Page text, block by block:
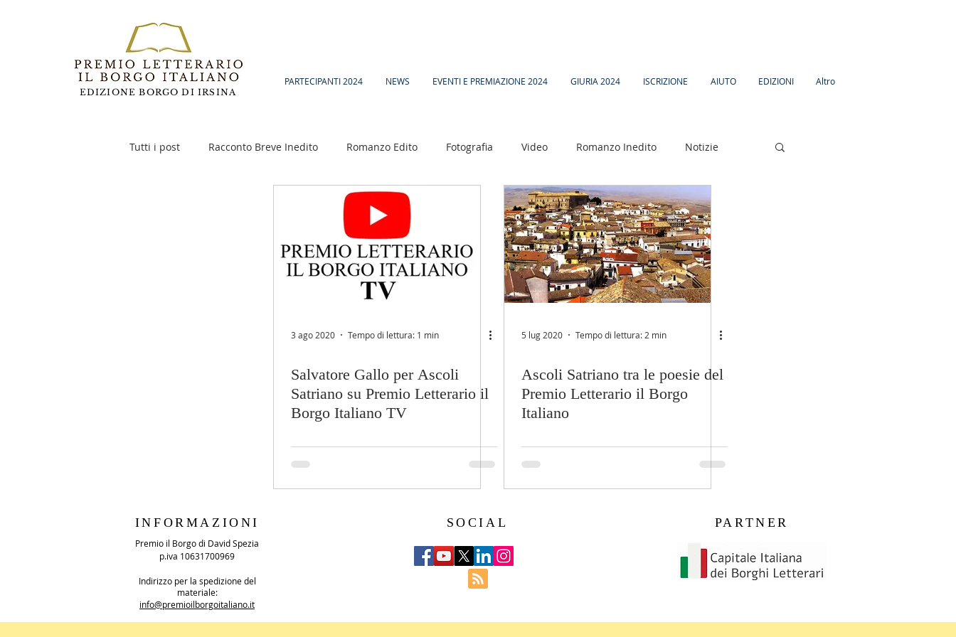
EDIZIONE BORGO DI IRSINA
PARTECIPANTI 2024 NEWS EVENTI E PREMIAZIONE 2024 GIURIA 2024 ISCRIZIONE AIUTO EDIZIONI Altro
Tutti i post Racconto Breve Inedito Romanzo Edito Fotografia Video Romanzo Inedito Notizie
3 ago 2020 Tempo di lettura: 1 min
Salvatore Gallo per Ascoli
Satriano su Premio Letterario il
Borgo Italiano TV
5 lug 2020 Tempo di lettura: 2 min
Ascoli Satriano tra le poesie del
Premio Letterario il Borgo
Italiano
INFORMAZIONI
Premio il Borgo di David Spezia
p.iva 10631700969
Indirizzo per la spedizione del
materiale:
info@premioilborgoitaliano.it
SOCIAL PARTNER